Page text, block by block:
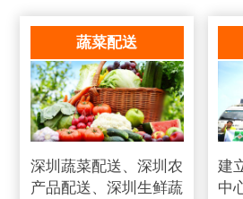
蔬菜配送
深圳蔬菜配送、深圳农
产品配送、深圳生鲜蔬
建
中